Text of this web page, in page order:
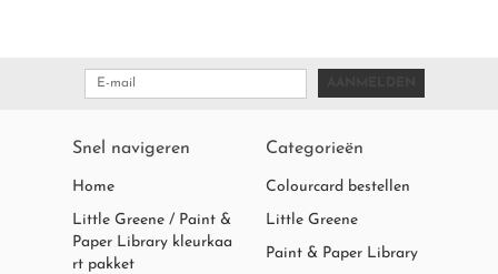
Snel navigeren
Home
Little Greene / Paint &
Paper Library kleurkaa
rt pakket
Categorieën
Colourcard bestellen
Little Greene
Paint & Paper Library